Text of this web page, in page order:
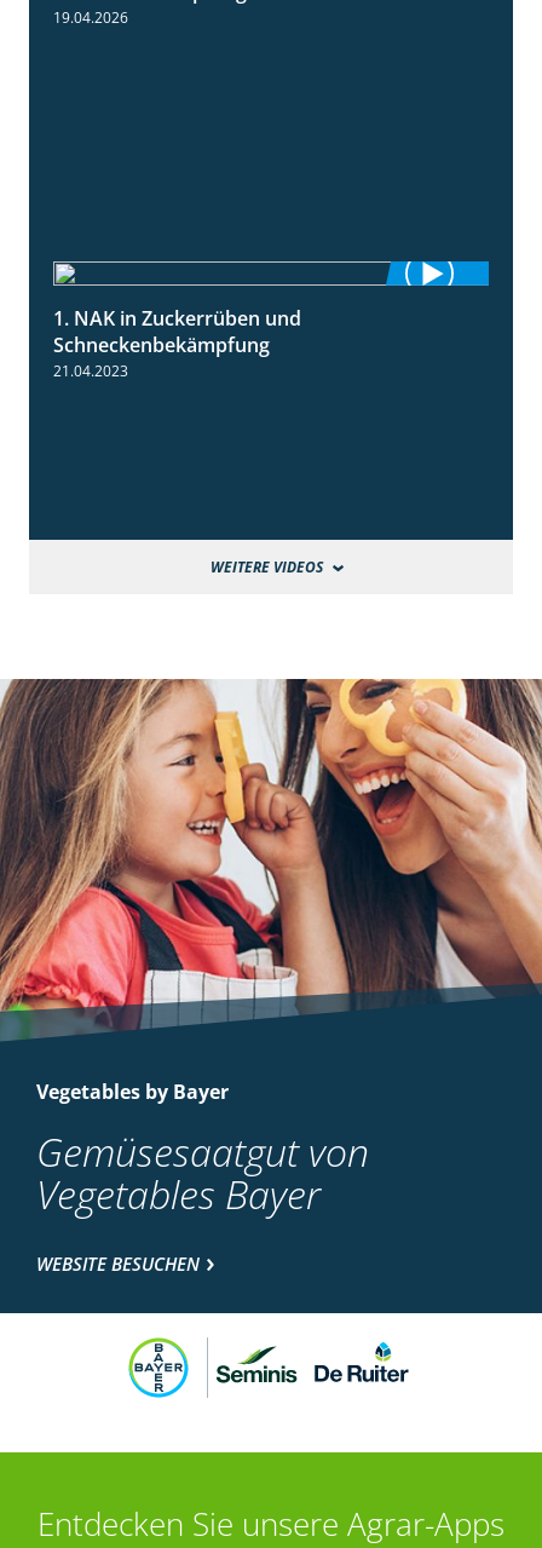
19.04.2026
1. NAK in Zuckerrüben und
Schneckenbekämpfung
21.04.2023
WEITERE VIDEOS
Vegetables by Bayer
Gemüsesaatgut von
Vegetables Bayer
WEBSITE BESUCHEN
Entdecken Sie unsere Agrar-Apps